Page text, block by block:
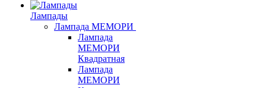
Лампады
Лампада МЕМОРИ
Лампада
МЕМОРИ
Квадратная
Лампада
МЕМОРИ